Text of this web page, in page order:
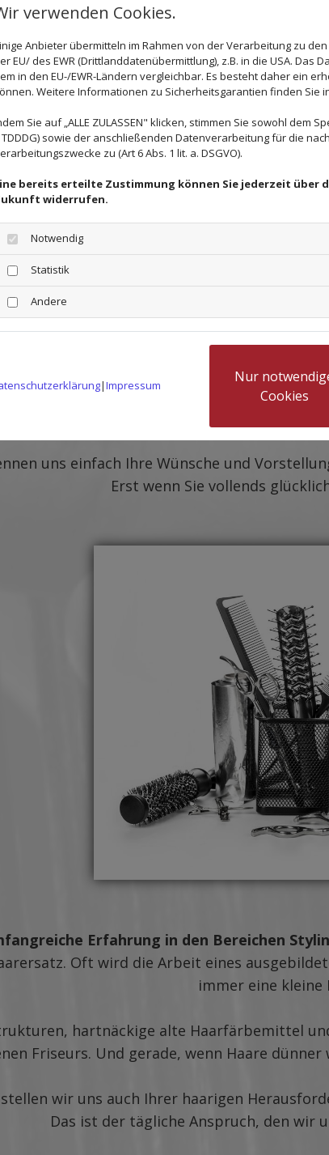
Eine
Wenn Sie einen
bei uns
uns einfach Ihre Wünsche und
Erst wenn Sie vollends
Erfahrung in den Bereichen
Oft wird die Arbeit eines
immer eine kleine
hartnäckige alte Haarfärbemittel
Friseurs. Und gerade, wenn Haare
wir uns auch Ihrer haarigen
Das ist der tägliche Anspruch, den wir
verwenden Cookies.
Anbieter übermitteln im Rahmen von der Verarbeitung zu
EU/ des EWR (Drittlanddatenübermittlung), z.B. in die USA.
in den EU-/EWR-Ländern vergleichbar. Es besteht daher ein
Weitere Informationen zu Sicherheitsgarantien finden Sie
Sie auf „ALLE ZULASSEN" klicken, stimmen Sie sowohl
TDDDG) sowie der anschließenden Datenverarbeitung für die
zu (Art 6 Abs. 1 lit. a. DSGVO).
bereits erteilte Zustimmung können Sie jederzeit
widerrufen.
Notwendig
Statistik
Andere
|Impressum
Nur
Cookies